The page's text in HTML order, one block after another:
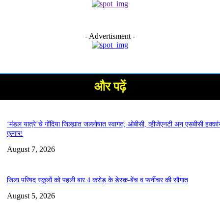
- Advertisment -
और पढ़ें
‘मंडल यात्रे’चे गोंदिया जिल्ह्यात जल्लोषात स्वागत; ओबीसी, व्हीजेएनटी अन् एसबीसी
एल्गार!
August 7, 2026
जिला परिषद स्कूलों को पहली बार 4 करोड़ के डेस्क-बेंच व फर्नीचर की सौगात
August 5, 2026